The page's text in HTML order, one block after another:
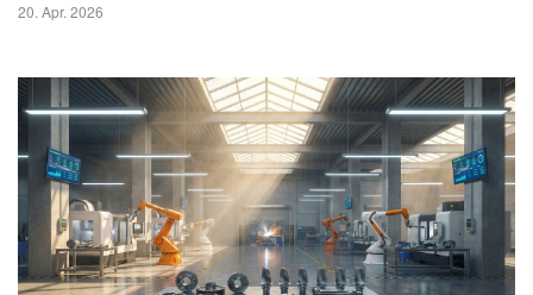
20. Apr. 2026